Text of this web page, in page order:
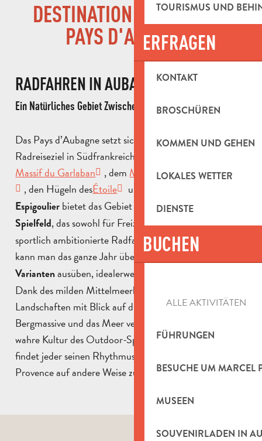
TOURISMUS UND
ERFRAGEN
KONTAKT
BROSCHÜREN
KOMMEN UND GEHEN
LOKALES WETTER
DIENSTE
BUCHEN
ALLE AKTIVITÄTEN
FÜHRUNGEN
BESUCHE UM MARCEL
MUSEEN
SOUVENIRLADEN IN
DESTINATION FAHRRAD IN
PAYS D'AUBAGNE
RADFAHREN IN AUBAGNE
Ein Natürliches Gebiet Zwischen Hügeln Und Mittelmeer
Das Pays d’Aubagne setzt sich als unumgängliches
Radreiseziel in Südfrankreich durch. Zwischen dem
Massif du Garlaban
, dem Massif de la Sainte-Baume
, den Hügeln desÉtoile und dem
Espigoulier bietet das Gebiet
ein abwechslungsreiches
Spielfeld, das sowohl für Freizeitradler als auch für
sportlich ambitionierte Radfahrer zugänglich ist. Hier
kann man das ganze Jahr über
Variantenausüben, idealerweise von September bis Juni.
Dank des milden Mittelmeerklimas, der offenen
Landschaften mit Blick auf die umliegenden
Bergmassive und das Meer verkörpert das Gebiet eine
wahre Kultur des Outdoor-Sports. Rund um Aubagne
findet jeder seinen Rhythmus und seine Route, um die
Provence auf andere Weise zu entdecken.